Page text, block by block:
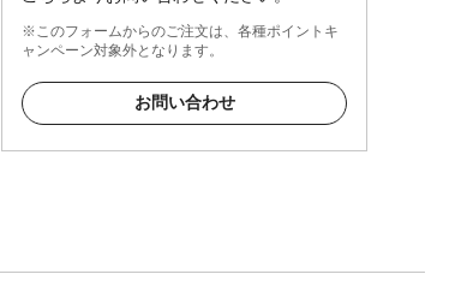
※このフォームからのご注文は、各種ポイントキ
ャンペーン対象外となります。
お問い合わせ